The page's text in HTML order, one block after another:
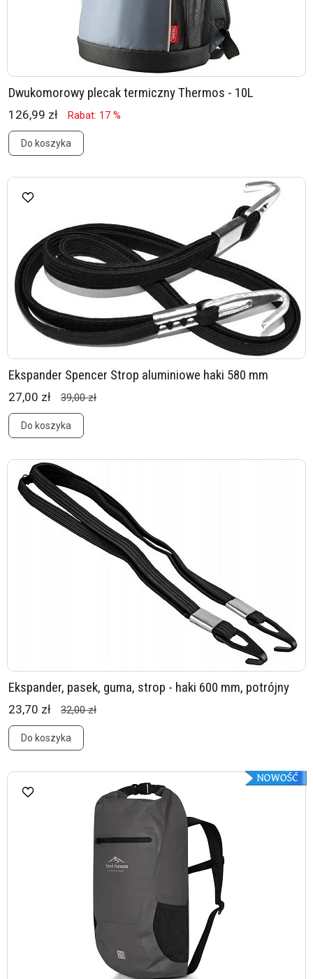
Dwukomorowy plecak termiczny Thermos - 10L
126,99 zł Rabat: 17 %
Do koszyka
Ekspander Spencer Strop aluminiowe haki 580 mm
27,00 zł 39,00 zł
Do koszyka
Ekspander, pasek, guma, strop - haki 600 mm, potrójny
23,70 zł 32,00 zł
Do koszyka